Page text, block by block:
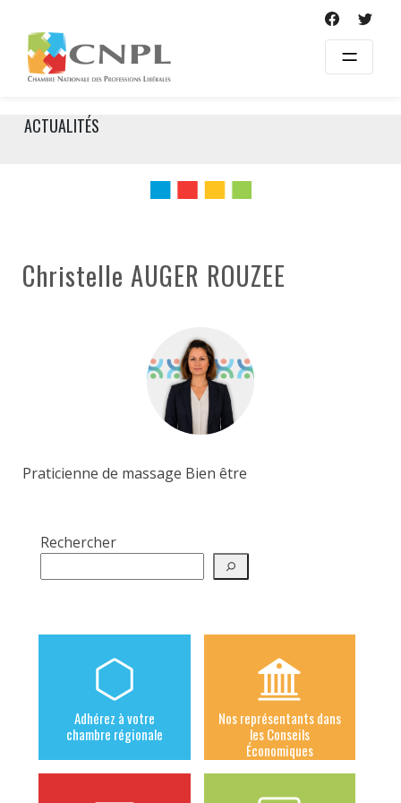
content
ACTUALITÉS
Christelle AUGER ROUZEE
Praticienne de massage Bien être
Rechercher
Adhérez à votre
chambre régionale
Nos représentants dans
les Conseils
Économiques